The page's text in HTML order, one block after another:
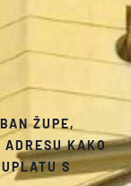
ŽUPE,
KAKO
S